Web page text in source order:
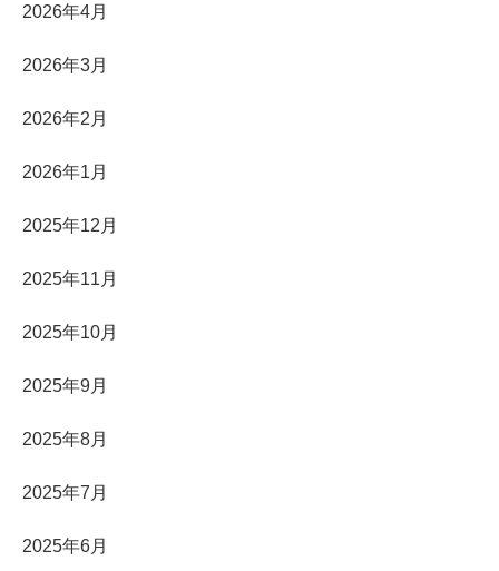
2026年4月
2026年3月
2026年2月
2026年1月
2025年12月
2025年11月
2025年10月
2025年9月
2025年8月
2025年7月
2025年6月